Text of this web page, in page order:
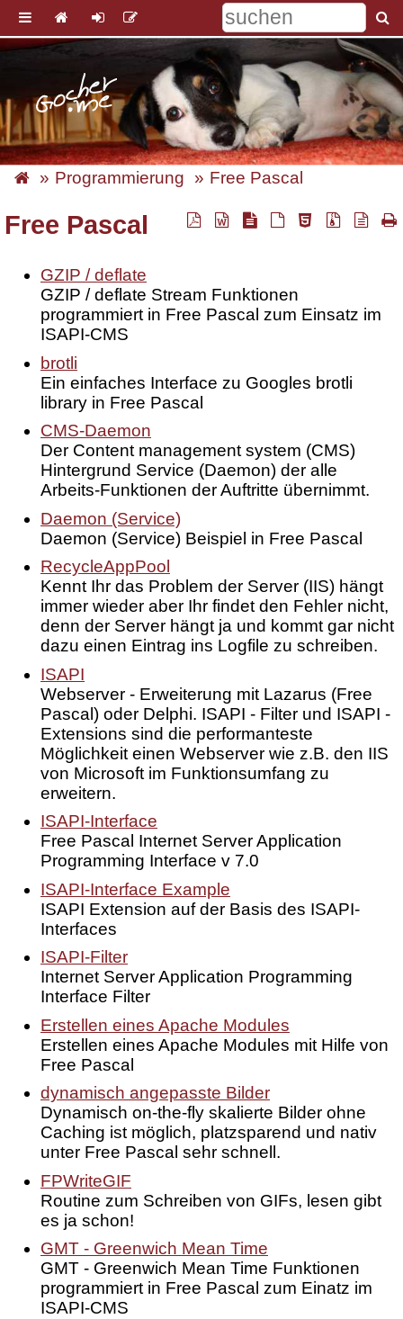
Programmierung Free Pascal
Free Pascal
GZIP / deflate
GZIP / deflate Stream Funktionen
programmiert in Free Pascal zum Einsatz im
ISAPI-CMS
brotli
Ein einfaches Interface zu Googles brotli
library in Free Pascal
CMS-Daemon
Der Content management system (CMS)
Hintergrund Service (Daemon) der alle
Arbeits-Funktionen der Auftritte übernimmt.
Daemon (Service)
Daemon (Service) Beispiel in Free Pascal
RecycleAppPool
Kennt Ihr das Problem der Server (IIS) hängt
immer wieder aber Ihr findet den Fehler nicht,
denn der Server hängt ja und kommt gar nicht
dazu einen Eintrag ins Logfile zu schreiben.
ISAPI
Webserver - Erweiterung mit Lazarus (Free
Pascal) oder Delphi. ISAPI - Filter und ISAPI -
Extensions sind die performanteste
Möglichkeit einen Webserver wie z.B. den IIS
von Microsoft im Funktionsumfang zu
erweitern.
ISAPI-Interface
Free Pascal Internet Server Application
Programming Interface v 7.0
ISAPI-Interface Example
ISAPI Extension auf der Basis des ISAPI-
Interfaces
ISAPI-Filter
Internet Server Application Programming
Interface Filter
Erstellen eines Apache Modules
Erstellen eines Apache Modules mit Hilfe von
Free Pascal
dynamisch angepasste Bilder
Dynamisch on-the-fly skalierte Bilder ohne
Caching ist möglich, platzsparend und nativ
unter Free Pascal sehr schnell.
FPWriteGIF
Routine zum Schreiben von GIFs, lesen gibt
es ja schon!
GMT - Greenwich Mean Time
GMT - Greenwich Mean Time Funktionen
programmiert in Free Pascal zum Einatz im
ISAPI-CMS